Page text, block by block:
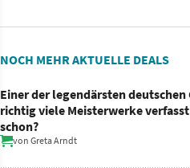
NOCH MEHR AKTUELLE DEALS
Einer der legendärsten
richtig viele Meisterwerke
schon?
von Greta Arndt